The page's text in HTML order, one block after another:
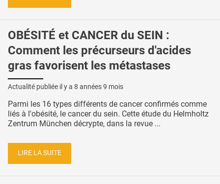
OBÉSITÉ et CANCER du SEIN :
Comment les précurseurs d'acides
gras favorisent les métastases
Actualité publiée il y a 8 années 9 mois
Parmi les 16 types différents de cancer confirmés comme
liés à l'obésité, le cancer du sein. Cette étude du Helmholtz
Zentrum München décrypte, dans la revue ...
LIRE LA SUITE